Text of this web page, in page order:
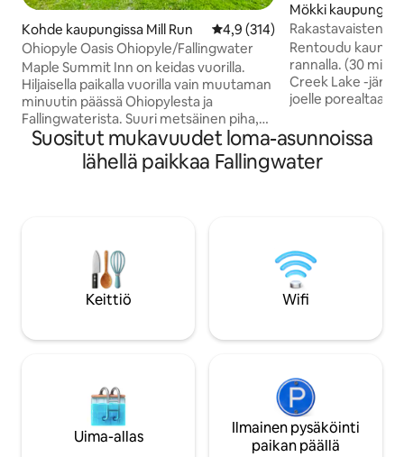
Kohde kaupungissa Mill Run Keskimääräinen arvio 4,9/5,
4,9 (314)
Ohiopyle Oasis Ohiopyle/Fallingwater
Maple Summit Inn on keidas vuorilla.
Hiljaisella paikalla vuorilla vain muutaman
minuutin päässä Ohiopylesta ja
Fallingwaterista. Suuri metsäinen piha,
jossa on etukuisti ja nuotiopaikka.
Tilavampi kuin miltä näyttää. Nauti 6
hengen porealtaasta, nuotiopaikasta ja
vuodetta. Olohuoneessa on
vuodesohva, moduulisohva ja queen-
kokoinen vuode. Keittiössä on kaikki
tarvikkeet, joita saatat tarvita aterioiden
Wi-Fi. Grillin vuokra 25 $.
Mökki
le
Rakastavaisten
Joenrantasauna!
rannalla
Rentoudu kauniin
rannalla. (30
Creek Lake -
joelle
sinulle ja
kaksi
king-size-vuode,
haluavat paeta
muutamaksi
näemme sinut
Suositut mukavuudet loma-asunnoissa
lähellä paikkaa Fallingwater
Keittiö Wifi
Uima-allas
Ilmainen pysäköinti
paikan päällä